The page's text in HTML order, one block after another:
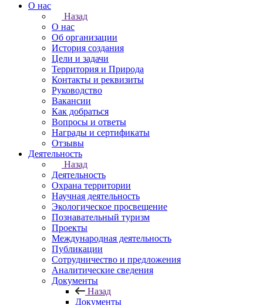
О нас
Назад
О нас
Об организации
История создания
Цели и задачи
Территория и Природа
Контакты и реквизиты
Руководство
Вакансии
Как добраться
Вопросы и ответы
Награды и сертификаты
Отзывы
Деятельность
Назад
Деятельность
Охрана территории
Научная деятельность
Экологическое просвещение
Познавательный туризм
Проекты
Международная деятельность
Публикации
Сотрудничество и предложения
Аналитические сведения
Документы
Назад
Документы